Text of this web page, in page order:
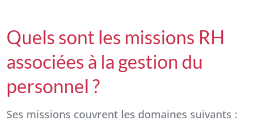
Quels sont les missions RH
associées à la gestion du
personnel ?
Ses missions couvrent les domaines suivants :